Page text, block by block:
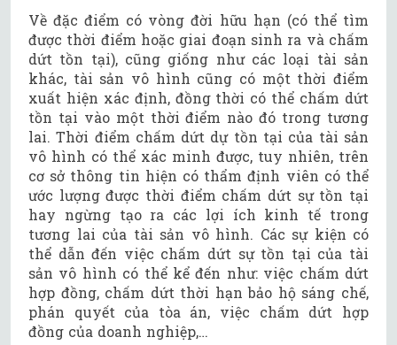
Về đặc điểm có vòng đời hữu hạn (có thể tìm
được thời điểm hoặc giai đoạn sinh ra và chấm
dứt tồn tại), cũng giống như các loại tài sản
khác, tài sản vô hình cũng có một thời điểm
xuất hiện xác định, đồng thời có thể chấm dứt
tồn tại vào một thời điểm nào đó trong tương
lai. Thời điểm chấm dứt dự tồn tại của tài sản
vô hình có thể xác minh được, tuy nhiên, trên
cơ sở thông tin hiện có thẩm định viên có thể
ước lượng được thời điểm chấm dứt sự tồn tại
hay ngừng tạo ra các lợi ích kinh tế trong
tương lai của tài sản vô hình. Các sự kiện có
thể dẫn đến việc chấm dứt sự tồn tại của tài
sản vô hình có thể kể đến như: việc chấm dứt
hợp đồng, chấm dứt thời hạn bảo hộ sáng chế,
phán quyết của tòa án, việc chấm dứt hợp
đồng của doanh nghiệp,…